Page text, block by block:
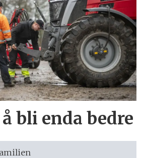
bli enda bedre